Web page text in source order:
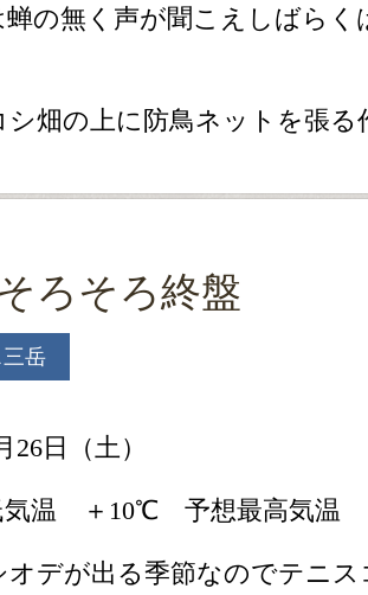
蝉の無く声が聞こえしばら
シ畑の上に防鳥ネットを張
ろそろ終盤
岳
26日（土）
気温 ＋10℃ 予想最高気
オデが出る季節なのでテニ